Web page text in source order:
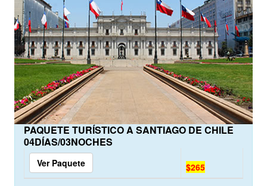
PAQUETE TURÍSTICO A SANTIAGO DE CHILE
04DÍAS/03NOCHES
Ver Paquete $265